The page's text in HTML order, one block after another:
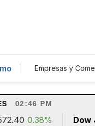
Empresas y
02:46 PM
0.38% Dow